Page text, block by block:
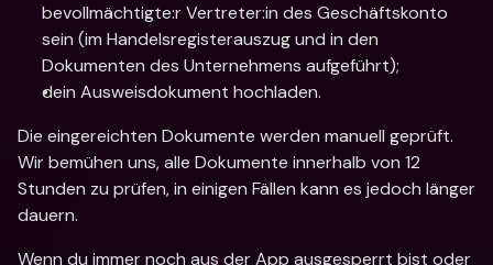
bevollmächtigte:r Vertreter:in des Geschäftskonto
sein (im Handelsregisterauszug und in den
Dokumenten des Unternehmens aufgeführt);
dein Ausweisdokument hochladen.
Die eingereichten Dokumente werden manuell geprüft.
Wir bemühen uns, alle Dokumente innerhalb von 12
Stunden zu prüfen, in einigen Fällen kann es jedoch länger
dauern.
Wenn du immer noch aus der App ausgesperrt bist oder